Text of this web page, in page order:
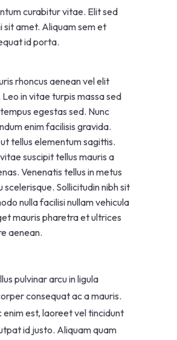
curabitur vitae. Elit sed
sit amet. Aliquam sem et
id porta.
rhoncus aenean vel elit
in vitae turpis massa sed
egestas sed. Nunc
enim facilisis gravida.
tellus elementum sagittis.
suscipit tellus mauris a
Venenatis tellus in metus
scelerisque. Sollicitudin nibh sit
nulla facilisi nullam vehicula
mauris pharetra et ultrices
aenean.
pulvinar arcu in ligula
consequat ac a mauris.
enim est, laoreet vel tincidunt
id justo. Aliquam quam